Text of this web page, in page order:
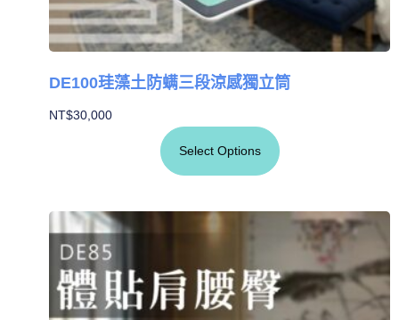
DE100珪藻土防螨三段涼感獨立筒
NT$30,000
Select Options